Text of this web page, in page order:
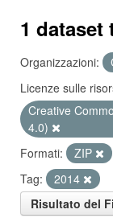
1 dataset
Organizzazioni:
Licenze sulle
Creative
4.0)
Formati:
ZIP
Tag:
2014
Risultato del